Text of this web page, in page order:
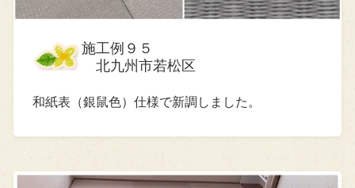
施工例９５
北九州市若松区
和紙表（銀鼠色）仕様で新調しました。